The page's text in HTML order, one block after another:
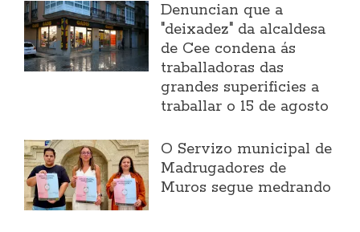
Denuncian que a
"deixadez" da alcaldesa
de Cee condena ás
traballadoras das
grandes superificies a
traballar o 15 de agosto
O Servizo municipal de
Madrugadores de
Muros segue medrando